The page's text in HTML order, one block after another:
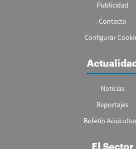
Publicidad
Contacto
Configurar
Actualidad
Noticias
Reportajes
Boletín
El Sector